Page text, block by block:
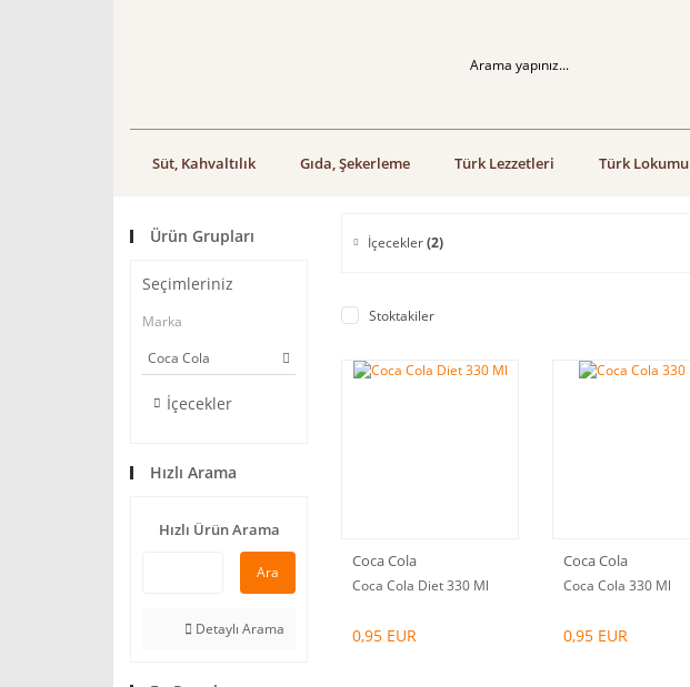
Süt, Kahvaltılık Gıda, Şekerleme Türk Lezzetleri Türk Lokumu
Ürün Grupları
Seçimleriniz
Marka
Coca Cola
İçecekler
Hızlı Arama
Hızlı Ürün Arama
Ara
Detaylı Arama
İçecekler(2)
Stoktakiler
Coca Cola
Coca Cola Diet 330 Ml
0,95 EUR
Coca Cola
Coca Cola 330 Ml
0,95 EUR